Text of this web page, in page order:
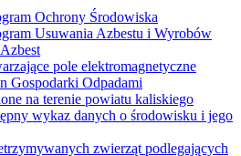
Ochrony Środowiska
Usuwania Azbestu i Wyrobów
pole elektromagnetyczne
Gospodarki Odpadami
na terenie powiatu kaliskiego
wykaz danych o środowisku i jego
zwierząt podlegających